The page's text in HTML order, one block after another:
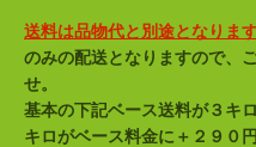
送料は品物代と別途となります
のみの配送となりますので、
せ。
基本の下記ベース送料が３キ
キロがベース料金に＋２９０円